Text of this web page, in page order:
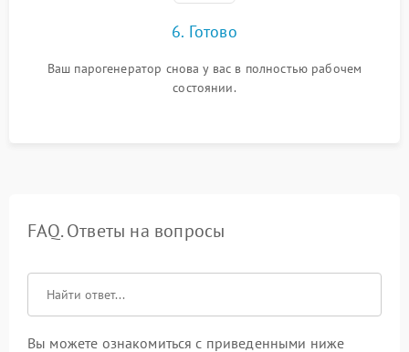
6. Готово
Ваш парогенератор снова у вас в полностью рабочем
состоянии.
FAQ. Ответы на вопросы
Вы можете ознакомиться с приведенными ниже